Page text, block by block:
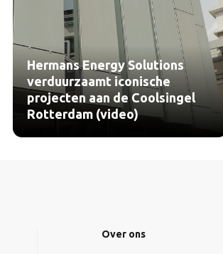
Hermans Energy Solutions
verduurzaamt iconische
projecten aan de Coolsingel
Rotterdam (video)
Over ons